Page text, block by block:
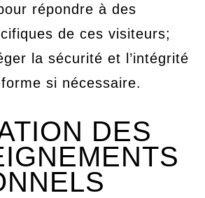
répondre à des
de ces visiteurs;
la sécurité et l’intégrité
si nécessaire.
DES